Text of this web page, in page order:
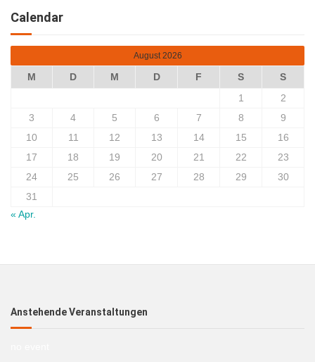
Calendar
August 2026
M D M D F S
S
1
2
3
4 5 6 7 8
9
10
11 12 13 14 15
16
17
18 19 20 21 22
23
24
25 26 27 28 29
30
31
« Apr.
Anstehende Veranstaltungen